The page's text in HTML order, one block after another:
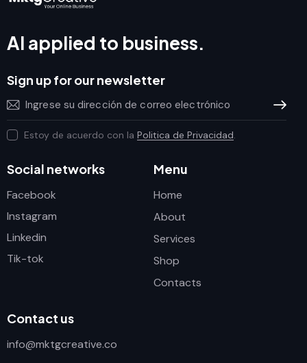
AI applied to business.
Sign up for our newsletter
Estoy de acuerdo con la Politica de Privacidad.
Social networks
Facebook
Instagram
Linkedin
Tik-tok
Menu
Home
About
Services
Shop
Contacts
Contact us
info@mktgcreative.co